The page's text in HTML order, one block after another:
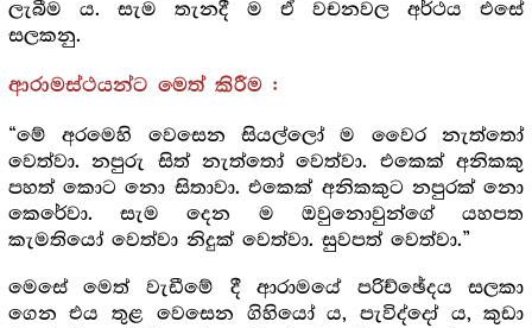
ලැබීම ය. සැම තැනදී ම ඒ වචනවල අර්ථය එසේ
සලකනු.
ආරාමස්ථයන්ට මෙත් කිරීම :
“මේ අරමෙහි වෙසෙන සියල්ලෝ ම වෛර නැත්තෝ
වෙත්වා. නපුරු සිත් නැත්තෝ වෙත්වා. එකෙක් අනිකකු
පහත් කොට නො සිතාවා. එකෙක් අනිකකුට නපුරක් නො
කෙරේවා. සැම දෙන ම ඔවුනොවුන්ගේ යහපත
කැමතියෝ වෙත්වා නිදුක් වෙත්වා. සුවපත් වෙත්වා.”
මෙසේ මෙත් වැඩීමේ දී ආරාමයේ පරිච්ඡේදය සලකා
ගෙන එය තුළ වෙසෙන ගිහියෝ ය, පැවිද්දෝ ය, කුඩා